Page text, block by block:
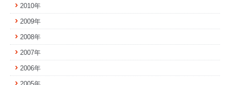
2010年
2009年
2008年
2007年
2006年